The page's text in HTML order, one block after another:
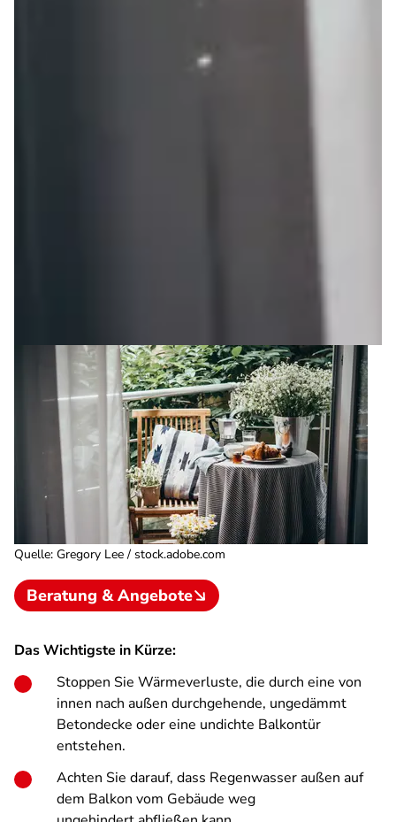
Quelle: Gregory Lee / stock.adobe.com
Beratung & Angebote
Das Wichtigste in Kürze:
Stoppen Sie Wärmeverluste, die durch eine von
innen nach außen durchgehende, ungedämmt
Betondecke oder eine undichte Balkontür
entstehen.
Achten Sie darauf, dass Regenwasser außen auf
dem Balkon vom Gebäude weg